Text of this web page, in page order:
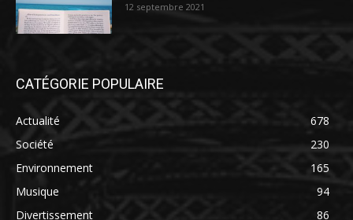
12 septembre 2021
CATÉGORIE POPULAIRE
Actualité
678
Société
230
Environnement
165
Musique
94
Divertissement
86